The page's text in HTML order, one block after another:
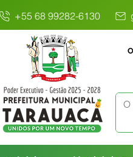
+55 68 99282-6130